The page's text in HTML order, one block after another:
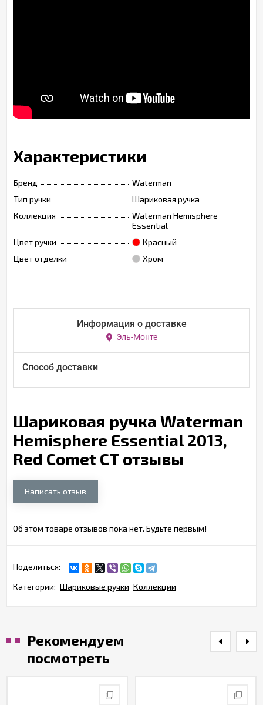
Характеристики
Бренд
Waterman
Тип ручки
Шариковая ручка
Коллекция
Waterman Hemisphere
Essential
Цвет ручки
Красный
Цвет отделки
Хром
Информация о доставке
Эль-Монте
Способ доставки
Шариковая ручка Waterman
Hemisphere Essential 2013,
Red Comet CT отзывы
Написать отзыв
Об этом товаре отзывов пока нет. Будьте первым!
Поделиться:
Категории: Шариковые ручки Коллекции
Рекомендуем
посмотреть